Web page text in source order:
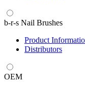
b-r-s Nail Brushes
Product
Distributors
OEM